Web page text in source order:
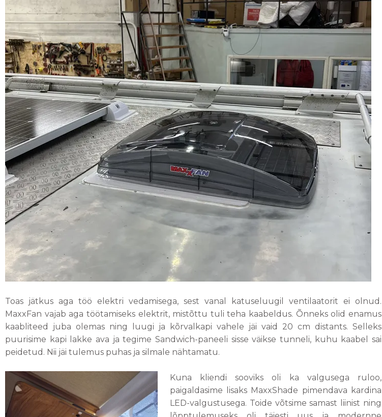
Toas jätkus aga töö elektri vedamisega, sest vanal katuseluugil ventilaatorit ei olnud.
MaxxFan vajab aga töötamiseks elektrit, mistõttu tuli teha kaabeldus. Õnneks olid enamus
kaabliteed juba olemas ning luugi ja kõrvalkapi vahele jäi vaid 20 cm distants. Selleks
puurisime kapi lakke ava ja tegime Sandwich-paneeli sisse väikse tunneli, kuhu kaabel sai
peidetud. Nii jäi tulemus puhas ja silmale nähtamatu.
Kuna kliendi sooviks oli ka valgusega ruloo,
paigaldasime lisaks MaxxShade pimendava kardina
LED-valgustusega. Toide võtsime samast liinist ning